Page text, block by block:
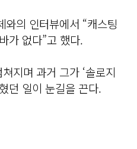
의 인터뷰에서 “캐스팅
가 없다”고 했다.
지며 과거 그가 ‘솔로지
던 일이 눈길을 끈다.